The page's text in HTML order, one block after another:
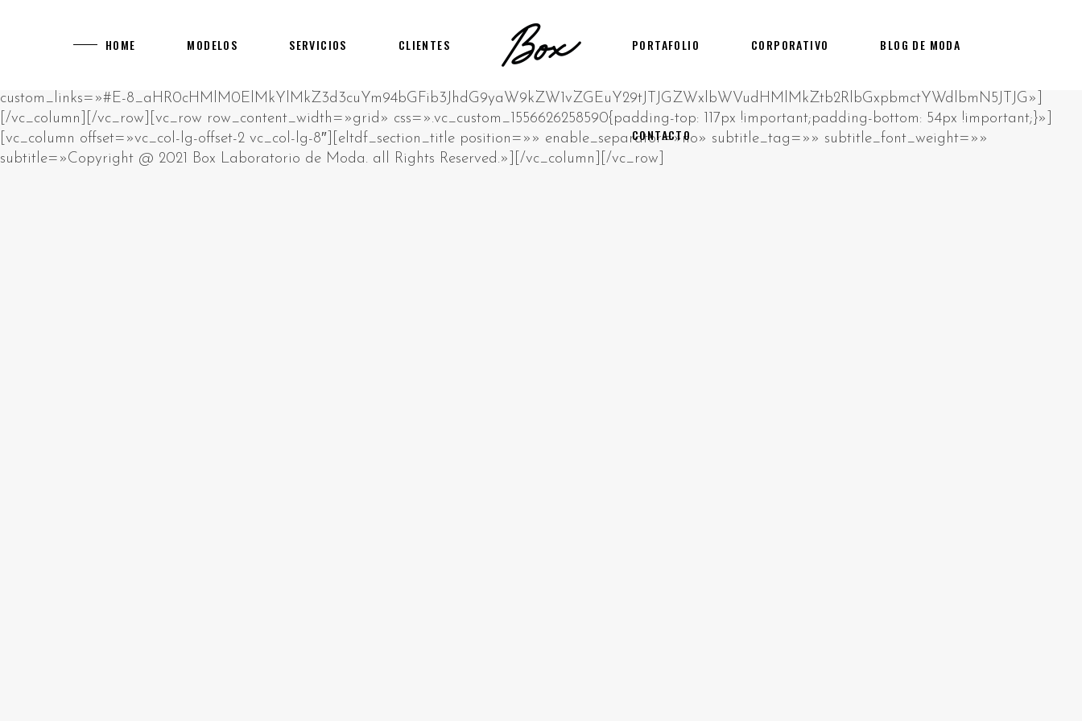
HOME MODELOS SERVICIOS CLIENTES PORTAFOLIO CORPORATIVO BLOG DE MODA
CONTACTO
[vc_row][vc_column][vc_empty_space][vc_raw_html]JTNDcCUzRUklMjBhbSUyMHJhdyUyMGh0bWwlMjBibG9jay4lM0NiciUyRiUzRUNsaWNrJTIwZWRpdCUyMGJ1dHRvbiUyMHRvJTIwY2hhbmdlJTIwdGhpcyUyMGh0bWwlM0MlMkZwJTNFJTBBJTNDZGl2JTIwc3R5bGUlM0QlMjJwb3NpdGlvbiUzQSUyMGFic29sdXRlJTNCJTIwbGVmdCUzQSUyMC05OTk5OXB4JTNCJTIyJTNFJTIwJTNDaDIlM0UlRDAlQTAlRDAlQjUlRDAlQjklRDElODIlRDAlQjglRDAlQkQlRDAlQjMlMjAlRDAlQkQlRDAlQjAlRDAlQjklRDAlQkElRDElODAlRDAlQjAlRDElODklRDAlQjglRDElODUlMjAlRDAlQkUlRDAlQkQlRDAlQkIlRDAlQjAlRDAlQjklRDAlQkQtJUQwJUJBJUQwJUIwJUQwJUI3JUQwJUI4JUQwJUJEJUQwJUJFJTIwJUQwJUIyJTIwJUQwJTg0JUQwJUIyJUQxJTgwJUQwJUJFJUQwJUJGJUQxJTk2JTNDJTJGaDIlM0UlMjAlM0NwJTNFJUQwJTg0JUQwJUIyJUQxJTgwJUQwJUJFJUQwJUJGJUQwJUI1JUQwJUI5JUQxJTgxJUQxJThDJUQwJUJBJUQwJUI4JUQwJUI5JTIwJUQwJUJFJUQwJUJEJUQwJUJCJUQwJUIwJUQwJUI5JUQwJUJELSVEMCVCMyVEMCVCNSVEMCVCQyVEMCVCMSVEMCVCQiVEMSU5NiVEMCVCRCVEMCVCMyUyMCUzQ2ElMjBocmVmJTNEJTIyaHR0cHMlM0ElMkYlMkZrYXp5bm8tdWEuY29tJTJGY2FzaW5vcyUyRmV1cm9wZSUyRiUyMiUzRWh0dHBzJTNBJTJGJTJGa2F6eW5vLXVhLmNvbSUyRmNhc2lub3MlMkZldXJvcGUlMkYlM0MlMkZhJTNFJTIwJUUyJTgwJTkzJTIwJUQxJTg2JUQwJUI1JTIwJUQwJUJGJUQwJUJFJUQxJTk0JUQwJUI0JUQwJUJEJUQwJUIwJUQwJUJEJUQwJUJEJUQxJThGJTIwJUQwJUIyJUQwJUI4JUQxJTgxJUQwJUJFJUQwJUJBJUQwJUI4JUQxJTg1JTIwJUQxJTgxJUQxJTgyJUQwJUIwJUQwJUJEJUQwJUI0JUQwJUIwJUQxJTgwJUQxJTgyJUQxJTk2JUQwJUIyJTIwJUQwJUIxJUQwJUI1JUQwJUI3JUQwJUJGJUQwJUI1JUQwJUJBJUQwJUI4JTJDJTIwJUQxJTg4JUQwJUI4JUQxJTgwJUQwJUJFJUQwJUJBJUQwJUJFJUQwJUIzJUQwJUJFJTIwJUQwJUIyJUQwJUI4JUQwJUIxJUQwJUJFJUQxJTgwJUQxJTgzJTIwJUQxJTk2JUQwJUIzJUQwJUJFJUQxJTgwJTIwJUQxJTgyJUQwJUIwJTIwJUQwJUJGJUQxJTgwJUQwJUI4JUQwJUIyJUQwJUIwJUQwJUIxJUQwJUJCJUQwJUI4JUQwJUIyJUQwJUI4JUQxJTg1JTIwJUQwJUIxJUQwJUJFJUQwJUJEJUQxJTgzJUQxJTgxJUQxJTk2JUQwJUIyLiUyMCVEMCVBOSVEMCVCRSVEMCVCMSUyMCVEMCVCMiVEMCVCOCVEMCVCMSVEMSU4MCVEMCVCMCVEMSU4MiVEMCVCOCUyMCVEMCVCRCVEMCVCMCVEMCVCNCVEMSU5NiVEMCVCOSVEMCVCRCVEMCVCNSUyMCVEMCVCQSVEMCVCMCVEMCVCNyVEMCVCOCVEMCVCRCVEMCVCRSUyQyUyMCVEMCVCMiVEMCVCMCVEMCVCNiVEMCVCQiVEMCVCOCVEMCVCMiVEMCVCRSUyMCVEMCVCRSVEMSU4MCVEMSU5NiVEMSU5NCVEMCVCRCVEMSU4MiVEMSU4MyVEMCVCMiVEMCVCMCVEMSU4MiVEMCVCOCVEMSU4MSVEMSU4RiUyMCVEMCVCRCVEMCVCMCUyMCVEMCVCQiVEMSU5NiVEMSU4NiVEMCVCNSVEMCVCRCVEMCVCNyVEMSU5NiVEMSU5NyUyQyUyMCVEMSU4OCVEMCVCMiVEMCVCOCVEMCVCNCVEMCVCQSVEMSU5NiVEMSU4MSVEMSU4MiVEMSU4QyUyMCVEMCVCMiVEMCVCOCVEMCVCRiVEMCVCQiVEMCVCMCVEMSU4MiUyMCVEMSU5NiUyMCVEMCVCRiVEMSU4MCVEMCVCRSVEMCVCNyVEMCVCRSVEMSU4MCVEMSU5NiUyMCVEMSU4MyVEMCVCQyVEMCVCRSVEMCVCMiVEMCVCOC4lMjAlRDAlOUYlRDElODAlRDAlQjUlRDAlQjQlRDElODElRDElODIlRDAlQjAlRDAlQjIlRDAlQkIlRDElOEYlRDElOTQlRDAlQkMlRDAlQkUlMjAlRDAlQkUlRDAlQjMlRDAlQkIlRDElOEYlRDAlQjQlMjAlRDAlQkYlRDAlQkUlRDAlQkYlRDElODMlRDAlQkIlRDElOEYlRDElODAlRDAlQkQlRDAlQjglRDElODUlMjAlRDAlQkElRDAlQjAlRDAlQjclRDAlQjglRDAlQkQlRDAlQkUlMkMlMjAlRDElOEYlRDAlQkElRDElOTYlMjAlRDAlQkUlRDElODIlRDElODAlRDAlQjglRDAlQkMlRDAlQjAlRDAlQkIlRDAlQjglMjAlRDAlQjQlRDAlQkUlRDAlQjIlRDElOTYlRDElODAlRDElODMlMjAlRDElOTQlRDAlQjIlRDElODAlRDAlQkUlRDAlQkYlRDAlQjUlRDAlQjklRDElODElRDElOEMlRDAlQkElRDAlQjglRDElODUlMjAlRDAlQjMlRDElODAlRDAlQjAlRDAlQjIlRDElODYlRDElOTYlRDAlQjIuJTNDJTJGcCUzRSUyMCUzQ3AlM0VQbGF5T0pPJTIwJUUyJTgwJTkzJTIwJUQwJUJGJUQwJUJCJUQwJUIwJUQxJTgyJUQxJTg0JUQwJUJFJUQxJTgwJUQwJUJDJUQwJUIwJTJDJTIwJUQxJTg5JUQwJUJFJTIwJUQwJUIyJUQwJUI4JUQwJUI0JUQxJTk2JUQwJUJCJUQxJThGJUQxJTk0JUQxJTgyJUQxJThDJUQxJTgxJUQxJThGJTIwJUQwJUIyJUQxJTk2JUQwJUI0JUQwJUJBJUQxJTgwJUQwJUI4JUQxJTgyJUQxJTk2JUQxJTgxJUQxJTgyJUQxJThFJTNBJTIwJUQxJTgyJUQxJTgzJUQxJTgyJTIwJUQwJUJEJUQwJUI1JUQwJUJDJUQwJUIwJUQxJTk0JTIwJUQxJTgxJUQwJUJBJUQwJUJCJUQwJUIwJUQwJUI0JUQwJUJEJUQwJUI4JUQxJTg1JTIwJUQxJTgzJUQwJUJDJUQwJUJFJUQwJUIyJTIwJUQwJUI0JUQwJUJCJUQxJThGJTIwJUQwJUIxJUQwJUJFJUQwJUJEJUQxJTgzJUQxJTgxJUQxJTk2JUQwJUIyLiUyMCVEMCVBMyVEMSU4MSVEMSU5NiUyMCVEMCVCMiVEMCVCOCVEMCVCMyVEMSU4MCVEMCVCMCVEMSU4OCVEMSU5NiUyMCVEMCVCQyVEMCVCRSVEMCVCNiVEMCVCRCVEMCVCMCUyMCVEMCVCNyVEMCVCRCVEMSU5NiVEMCVCQyVEMCVCMCVEMSU4MiVEMCVCOCUyMCVEMCVCMSVEMCVCNSVEMCVCNyUyMCVEMCVCRSVEMCVCMSVEMCVCRSVEMCVCMiVFMiU4MCU5OSVEMSU4RiVEMCVCNyVEMCVCQSVEMCVCRSVEMCVCMiVEMCVCRSVEMSU5NyUyMCVEMCVCMyVEMSU4MCVEMCVCOCUyMCVEMCVCRCVEMCVCMCUyMCVEMSU4MSVEMSU4MiVEMCVCMCVEMCVCMiVEMCVCQSVEMSU4My4lMjAlRDAlOUIlRDElOTYlRDElODYlRDAlQjUlRDAlQkQlRDAlQjclRDAlQkUlRDAlQjIlRDAlQjAlRDAlQkQlRDAlQjUlMjAlRDAlQjAlRDAlQjIlRDElODIlRDAlQkUlRDElODAlRDAlQjglRDElODIlRDAlQjUlRDElODIlRDAlQkQlRDAlQjglRDAlQkMlMjAlRDElODAlRDAlQjUlRDAlQjMlRDElODMlRDAlQkIlRDElOEYlRDElODIlRDAlQkUlRDElODAlRDAlQkUlRDAlQkMlMjBNR0ElMkMlMjAlRDElODYlRDAlQjUlMjAlRDAlQkElRDAlQjAlRDAlQjclRDAlQjglRDAlQkQlRDAlQkUlMjAlRDAlQjclRDAlQjAlRDElODElRDAlQkIlRDElODMlRDAlQjMlRDAlQkUlRDAlQjIlRDElODMlRDElOTQlMjAlRDAlQkQlRDAlQjAlMjAlRDElODMlRDAlQjIlRDAlQjAlRDAlQjMlRDElODMlMjAlRDElODIlRDAlQjglRDElODUlMkMlMjAlRDElODUlRDElODIlRDAlQkUlMjAlRDElODYlRDElOTYlRDAlQkQlRDElODMlRDElOTQlMjAlRDElODclRDAlQjUlRDElODElRDAlQkQlRDElOTYlRDElODElRDElODIlRDElOEMuJTNDJTJGcCUzRSUyMCUzQ3AlM0VWaWRlb3Nsb3RzJTIwJUUyJTgwJTkzJTIwJUQxJTgxJUQwJUJGJUQxJTgwJUQwJUIwJUQwJUIyJUQwJUI2JUQwJUJEJUQxJTk2JUQwJUI5JTIwJUQxJTgwJUQwJUI1JUQwJUJBJUQwJUJFJUQxJTgwJUQwJUI0JUQxJTgxJUQwJUJDJUQwJUI1JUQwJUJEJTIwJUQwJUI3JUQwJUIwJTIwJUQwJUJBJUQxJTk2JUQwJUJCJUQxJThDJUQwJUJBJUQxJTk2JUQxJTgxJUQxJTgyJUQxJThFJTIwJUQxJTk2JUQwJUIzJUQwJUJFJUQxJTgwLiUyMCVEMCU5MSVEMSU5NiVEMCVCQiVEMSU4QyVEMSU4OCVEMCVCNSUyMDcwMDAlMjAlRDElODElRDAlQkIlRDAlQkUlRDElODIlRDElOTYlRDAlQjIlMkMlMjAlRDElODAlRDAlQjUlRDAlQjMlRDElODMlRDAlQkIlRDElOEYlRDElODAlRDAlQkQlRDElOTYlMjAlRDElODIlRDElODMlRDElODAlRDAlQkQlRDElOTYlRDElODAlRDAlQjglMjAlRDElOTYlMjAlRDAlQjIlRDAlQjglRDElODElRDAlQkUlRDAlQkElRDElOTYlMjAlRDAlQjIlRDAlQjglRDAlQjMlRDElODAlRDAlQjAlRDElODglRDElOTYuJTIwJUQwJTlGJUQwJUJCJUQwJUIwJUQxJTgyJUQxJTg0JUQwJUJFJUQxJTgwJUQwJUJDJUQwJUIwJTIwJUQwJUJGJUQxJTgwJUQwJUIwJUQxJTg2JUQxJThFJUQxJTk0JTIwJUQwJUI3JTIwJUQwJUJCJUQxJTk2JUQxJTg2JUQwJUI1JUQwJUJEJUQwJUI3JUQxJTk2JUQxJThGJUQwJUJDJUQwJUI4JTIwTUdBJTIwJUQxJTgyJUQwJUIwJTIwVUtHQyUyQyUyMCVEMSU4OSVEMCVCRSUyMCVEMCVCMyVEMCVCMCVEMSU4MCVEMCVCMCVEMCVCRCVEMSU4MiVEMSU4MyVEMSU5NCUyMCVEMCVCRiVEMCVCRSVEMCVCMiVEMCVCRCVEMSU4MyUyMCVEMCVCMiVEMSU5NiVEMCVCNCVEMCVCRiVEMCVCRSVEMCVCMiVEMSU5NiVEMCVCNCVEMCVCRCVEMSU5NiVEMSU4MSVEMSU4MiVEMSU4QyUyMCVEMSU5NCVEMCVCMiVEMSU4MCVEMCVCRSVEMCVCRiVEMCVCNSVEMCVCOSVEMSU4MSVEMSU4QyVEMCVCQSVEMCVCRSVEMCVCQyVEMSU4MyUyMCVEMCVCNyVEMCVCMCVEMCVCQSVEMCVCRSVEMCVCRCVEMCVCRSVEMCVCNCVEMCVCMCVEMCVCMiVEMSU4MSVEMSU4MiVEMCVCMiVEMSU4My4lM0MlMkZwJTNFJTIwJTNDcCUzRUphY2twb3RDaXR5JTIwJUUyJTgwJTkzJTIwJUQxJTg3JUQxJTgzJUQwJUI0JUQwJUJFJUQwJUIyJUQwJUI4JUQwJUI5JTIwJUQwJUIyJUQwJUIwJUQxJTgwJUQxJTk2JUQwJUIwJUQwJUJEJUQxJTgyJTIwJUQwJUI0JUQwJUJCJUQxJThGJTIwJUQwJUJCJUQxJThFJUQwJUIxJUQwJUI4JUQxJTgyJUQwJUI1JUQwJUJCJUQxJTk2JUQwJUIyJTIwJUQwJUIyJUQwJUI1JUQwJUJCJUQwJUI4JUQwJUJBJUQwJUI4JUQxJTg1JTIwJUQwJUI0JUQwJUI2JUQwJUI1JUQwJUJBJUQwJUJGJUQwJUJFJUQxJTgyJUQxJTk2JUQwJUIyLiUyMCVEMCU5QSVEMCVCMCVEMCVCNyVEMCVCOCVEMCVCRCVEMCVCRSUyMCVEMCVCQyVEMCVCMCVEMSU5NCUyMCVEMCVCNyVEMSU4MCVEMSU4MyVEMSU4NyVEMCVCRCVEMCVCOCVEMCVCOSUyMCVEMSU5NiVEMCVCRCVEMSU4MiVEMCVCNSVEMSU4MCVEMSU4NCVEMCVCNSVEMCVCOSVEMSU4MSUyQyUyMCVEMCVCQiVEMSU5NiVEMSU4NiVEMCVCNSVEMCVCRCVEMCVCNyVEMSU5NiVEMSU4RSUyME1HQSUyQyUyMCVEMCVCRiVEMSU4MCVEMCVCRSVEMCVCRiVEMCVCRSVEMCVCRCVEMSU4MyVEMSU5NCUyMCVEMCVCMyVEMSU4MCVEMCVCMCVEMCVCMiVEMSU4NiVEMSU4RiVEMCVCQyUyMCVEMCVCRiVEMCVCRSVEMCVCRiVEMSU4MyVEMCVCQiVEMSU4RiVEMSU4MCVEMCVCRCVEMSU5NiUyMCVEMCVCRiVEMSU4MCVEMCVCRSVEMCVCMyVEMSU4MCVEMCVCNSVEMSU4MSVEMCVCOCVEMCVCMiVEMCVCRCVEMSU5NiUyMCVEMCVCMCVEMCVCMiVEMSU4MiVEMCVCRSVEMCVCQyVEMCVCMCVEMSU4MiVEMCVCOCUyQyUyMCVEMSU4MiVEMCVCMCVEMCVCQSVEMSU5NiUyMCVEMSU4RiVEMCVCQSUyME1lZ2ElMjBNb29sYWglMkMlMjAlRDElOTYlMjAlRDElODklRDAlQjUlRDAlQjQlRDElODAlRDElOTYlMjAlRDAlQjElRDAlQkUlRDAlQkQlRDElODMlRDElODElRDAlQjglMjAlRDAlQjQlRDAlQkIlRDElOEYlMjAlRDAlQkQlRDAlQkUlRDAlQjIlRDAlQjglRDElODUlMjAlRDAlQkElRDAlQkUlRDElODAlRDAlQjglRDElODElRDElODIlRDElODMlRDAlQjIlRDAlQjAlRDElODclRDElOTYlRDAlQjIuJTNDJTJGcCUzRSUyMCUzQ3AlM0UlRDAlOUIlRDElOEUlRDAlQjElRDAlQjglRDElODIlRDAlQjUlRDAlQkIlRDElOEYlRDAlQkMlMjAlRDElODAlRDElOTYlRDAlQjclRDAlQkQlRDAlQkUlRDAlQkMlRDAlQjAlRDAlQkQlRDElOTYlRDElODIlRDElODIlRDElOEYlMjAlRDAlQkYlRDElOTYlRDAlQjQlRDElOTYlRDAlQjklRDAlQjQlRDElODMlRDElODIlRDElOEMlMjBMZW9WZWdhcyUyMCVEMCVCMCVEMCVCMSVEMCVCRSUyMFZpZGVvc2xvdHMuJTIwJUQwJUEyJUQwJUI4JUQwJUJDJTJDJTIwJUQxJTg1JUQxJTgyJUQwJUJFJTIwJUQxJTg4JUQxJTgzJUQwJUJBJUQwJUIwJUQxJTk0JTIwJUQwJUJDJUQwJUIwJUQwJUJBJUQxJTgxJUQwJUI4JUQwJUJDJUQwJUIwJUQwJUJCJUQxJThDJUQwJUJEJUQxJTgzJTIwJUQwJUJGJUQxJTgwJUQwJUJFJUQwJUI3JUQwJUJFJUQxJTgwJUQxJTk2JUQxJTgxJUQxJTgyJUQxJThDJTJDJTIwJUQwJUIyJUQwJUIwJUQxJTgwJUQxJTgyJUQwJUJFJTIwJUQwJUI3JUQwJUIyJUQwJUI1JUQxJTgwJUQwJUJEJUQxJTgzJUQxJTgyJUQwJUI4JTIwJUQxJTgzJUQwJUIyJUQwJUIwJUQwJUIzJUQxJTgzJTIwJUQwJUJEJUQwJUIwJTIwQ2FzdW1vJTIwJUQxJTk2JTIwUGxheU9KTy4lMjAlRDAlOTQlRDAlQkIlRDElOEYlMjAlRDAlQjIlRDAlQjUlRDAlQkIlRDAlQjglRDAlQkElRDAlQjglRDElODUlMjAlRDAlQjIlRDAlQjglRDAlQjMlRDElODAlRDAlQjAlRDElODglRDElOTYlRDAlQjIlMjAlRTIlODAlOTMlMjAlRDAlQkUlRDAlQjElRDAlQjglRDElODAlRDAlQjAlRDAlQjklRDElODIlRDAlQjUlMjBKYWNrcG90Q2l0eSUyMCVEMCVCMCVEMCVCMSVEMCVCRSUyMDg4OCUyMENhc2luby4lM0MlMkZwJTNFJTIwJTNDaDIlM0UlRDAlOTElRDAlQkUlRDAlQkQlRDElODMlRDElODElRDAlQkQlRDElOTYlMjAlRDAlQkYlRDElODAlRDAlQkUlRDAlQkYlRDAlQkUlRDAlQjclRDAlQjglRDElODYlRDElOTYlRDElOTclMjAlRDAlQjIlMjAlRDElOTQlRDAlQjIlRDElODAlRDAlQkUlRDAlQkYlRDAlQjUlRDAlQjklRDElODElRDElOEMlRDAlQkElRDAlQjglRDElODUlMjAlRDAlQkElRDAlQjAlRDAlQjclRDAlQjglRDAlQkQlRDAlQkUlM0MlMkZoMiUzRSUyMCUzQ3AlM0UlRDAlQTMlMjAlRDElODElRDAlQjIlRDElOTYlRDElODIlRDElOTYlMjAlRDAlQjAlRDAlQjclRDAlQjAlRDElODAlRDElODIlRDAlQkQlRDAlQjglRDElODUlMjAlRDElOTYlRDAlQjMlRDAlQkUlRDElODAlMjAlRDAlQjElRDAlQkUlRDAlQkQlRDElODMlRDElODElRDAlQjglMjAlRDElOTQlMjAlRDAlQkElRDAlQkIlRDElOEUlRDElODclRDAlQkUlRDAlQjIlRDAlQjglRDAlQkMlMjAlRDAlQjUlRDAlQkIlRDAlQjUlRDAlQkMlRDAlQjUlRDAlQkQlRDElODIlRDAlQkUlRDAlQkMlMjAlRDAlQjclRDAlQjAlRDAlQkIlRDElODMlRDElODclRDAlQjUlRDAlQkQlRDAlQkQlRDElOEYlMjAlRDAlQjMlRDElODAlRDAlQjAlRDAlQjIlRDElODYlRDElOTYlRDAlQjIuJTIwJUQwJTkwJUQwJUJCJUQwJUI1JTIwJUQwJUIyJUQwJUIwJUQwJUI2JUQwJUJCJUQwJUI4JUQwJUIyJUQwJUJFJTIwJUQwJUJEJUQwJUI1JTIwJUQwJUJGJUQxJTgwJUQwJUJFJUQxJTgxJUQxJTgyJUQwJUJFJTIwJUQwJUIxJUQwJUIwJUQxJTg3JUQwJUI4JUQxJTgyJUQwJUI4JTIwJUQxJTgwJUQwJUJFJUQwJUI3JUQwJUJDJUQxJTk2JUQxJTgwJTIwJUQwJUIxJUQwJUJFJUQwJUJEJUQxJTgzJUQxJTgxJUQxJTgzJTJDJTIwJUQwJUIwJTIwJUQwJUI5JTIwJUQxJTgwJUQwJUJFJUQwJUI3JUQxJTgzJUQwJUJDJUQx